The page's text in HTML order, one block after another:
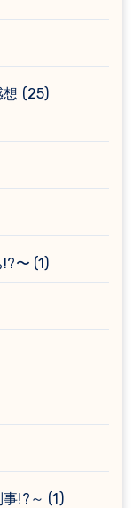
(25)
〜 (1)
!?～ (1)